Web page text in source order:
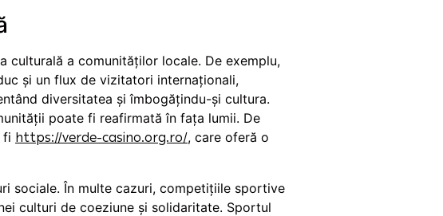
culturală a comunităților locale. De exemplu,
și un flux de vizitatori internaționali,
diversitatea și îmbogățindu-și cultura.
poate fi reafirmată în fața lumii. De
fi https://verde-casino.org.ro/, care oferă o
sociale. În multe cazuri, competițiile sportive
culturi de coeziune și solidaritate. Sportul